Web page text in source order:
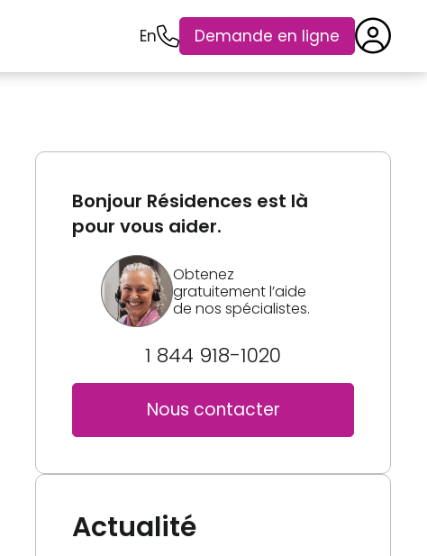
En Demande en ligne
Bonjour Résidences est là
pour vous aider.
Obtenez
gratuitement l’aide
de nos spécialistes.
1 844 918-1020
Nous contacter
Actualité